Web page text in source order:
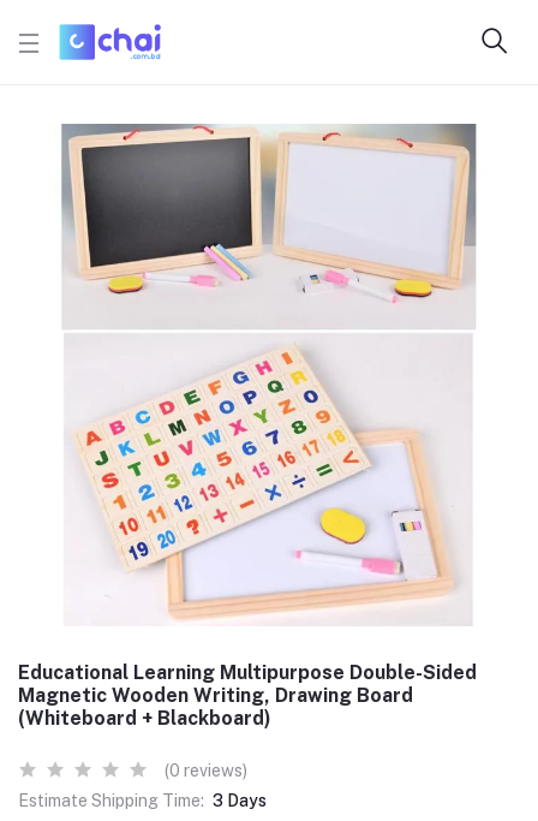
Educational Learning Multipurpose Double-Sided
Magnetic Wooden Writing, Drawing Board
(Whiteboard + Blackboard)
(0 reviews)
Estimate Shipping Time: 3 Days